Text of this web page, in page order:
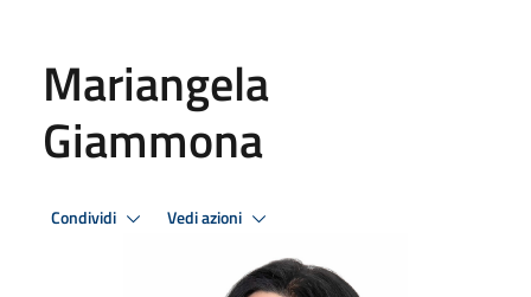
Mariangela
Giammona
Condividi Vedi azioni